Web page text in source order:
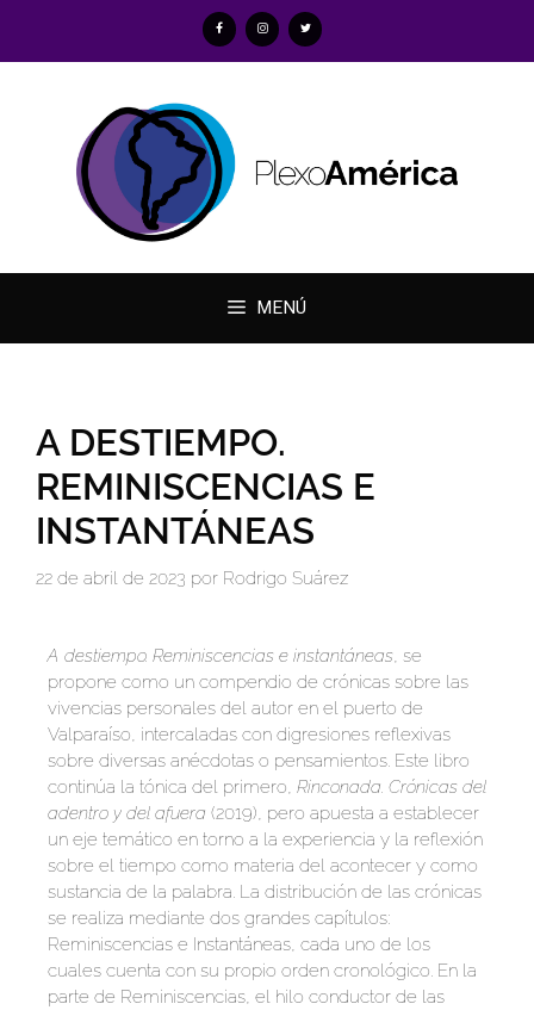
MENÚ
A DESTIEMPO.
REMINISCENCIAS E
INSTANTÁNEAS
22 de abril de 2023 por Rodrigo Suárez
A destiempo. Reminiscencias e instantáneas, se
propone como un compendio de crónicas sobre las
vivencias personales del autor en el puerto de
Valparaíso, intercaladas con digresiones reflexivas
sobre diversas anécdotas o pensamientos. Este libro
continúa la tónica del primero, Rinconada. Crónicas del
adentro y del afuera (2019), pero apuesta a establecer
un eje temático en torno a la experiencia y la reflexión
sobre el tiempo como materia del acontecer y como
sustancia de la palabra. La distribución de las crónicas
se realiza mediante dos grandes capítulos:
Reminiscencias e Instantáneas, cada uno de los
cuales cuenta con su propio orden cronológico. En la
parte de Reminiscencias, el hilo conductor de las